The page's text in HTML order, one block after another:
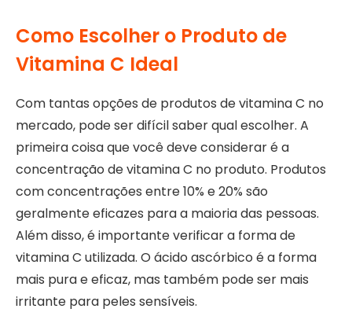
Como Escolher o Produto de
Vitamina C Ideal
Com tantas opções de produtos de vitamina C no
mercado, pode ser difícil saber qual escolher. A
primeira coisa que você deve considerar é a
concentração de vitamina C no produto. Produtos
com concentrações entre 10% e 20% são
geralmente eficazes para a maioria das pessoas.
Além disso, é importante verificar a forma de
vitamina C utilizada. O ácido ascórbico é a forma
mais pura e eficaz, mas também pode ser mais
irritante para peles sensíveis.